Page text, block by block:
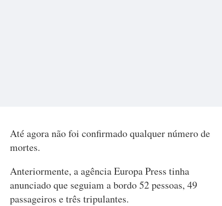
Até agora não foi confirmado qualquer número de
mortes.
Anteriormente, a agência Europa Press tinha
anunciado que seguiam a bordo 52 pessoas, 49
passageiros e três tripulantes.